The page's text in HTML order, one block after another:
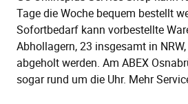
Tage die Woche bequem bestellt
Sofortbedarf kann vorbestellte
Abhollagern, 23 insgesamt in
abgeholt werden. Am ABEX
sogar rund um die Uhr. Mehr